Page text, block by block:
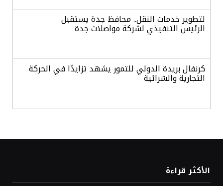
لتطوير خدمات النقل.. محافظ جدة يستقبل
الرئيس التنفيذي لشركة مواصلات جدة
كرنفال بريدة الدولي للتمور يشهد تزايدًا في الحركة
التجارية والشرائية
أسعار الذهب تتراجع بفعل جني الأرباح وترقب
بيانات التضخم الأمريكية
الأكثر قراءة